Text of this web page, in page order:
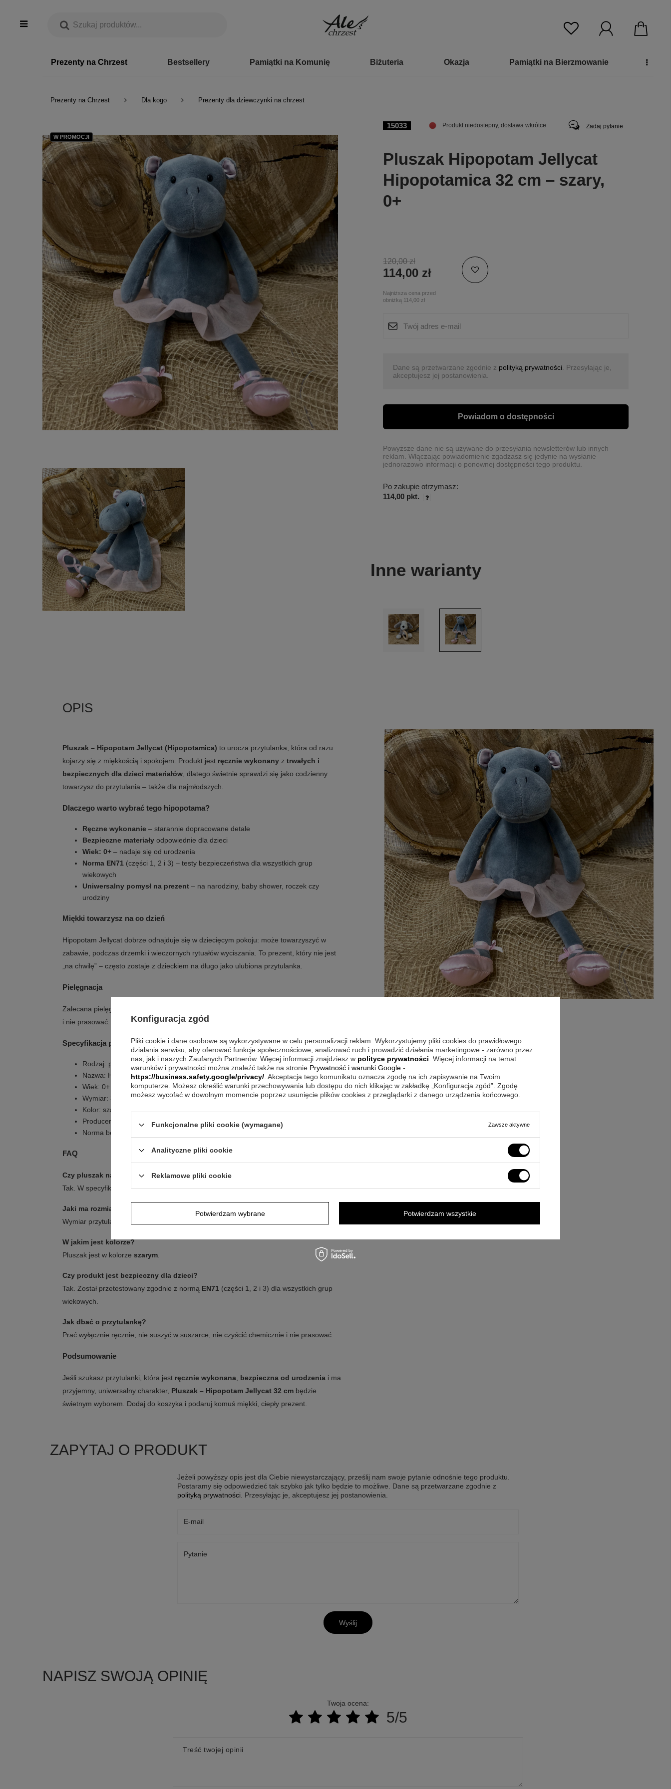
Prezenty na Chrzest Bestsellery Pamiątki na Komunię Biżuteria Okazja Pamiątki na Bierzmowanie
Prezenty na Chrzest Dla kogo Prezenty dla dziewczynki na chrzest
W PROMOCJI
15033 Produkt niedostepny, dostawa wkrótce Zadaj pytanie
Pluszak Hipopotam Jellycat
Hipopotamica 32 cm – szary,
0+
120,00 zł
114,00 zł
Najniższa cena przed
obniżką 114,00 zł
Dane są przetwarzane zgodnie z polityką prywatności . Przesyłając je,
akceptujesz jej postanowienia.
Powiadom o dostępności
Powyższe dane nie są używane do przesyłania newsletterów lub innych
reklam. Włączając powiadomienie zgadzasz się jedynie na wysłanie
jednorazowo informacji o ponownej dostępności tego produktu.
Po zakupie otrzymasz:
114,00 pkt.
Inne warianty
Pluszak – Hipopotam Jellycat (Hipopotamica) to urocza przytulanka, która od razu
kojarzy się z miękkością i spokojem. Produkt jest ręcznie wykonany z trwałych i
bezpiecznych dla dzieci materiałów, dlatego świetnie sprawdzi się jako codzienny
towarzysz do przytulania – także dla najmłodszych.
Dlaczego warto wybrać tego hipopotama?
Ręczne wykonanie – starannie dopracowane detale
Bezpieczne materiały odpowiednie dla dzieci
Wiek: 0+ – nadaje się od urodzenia
Norma EN71 (części 1, 2 i 3) – testy bezpieczeństwa dla wszystkich grup
wiekowych
Uniwersalny pomysł na prezent – na narodziny, baby shower, roczek czy
urodziny
Miękki towarzysz na co dzień
Hipopotam Jellycat dobrze odnajduje się w dziecięcym pokoju: może towarzyszyć w
zabawie, podczas drzemki i wieczornych rytuałów wyciszania. To prezent, który nie jest
„na chwilę” – często zostaje z dzieckiem na długo jako ulubiona przytulanka.
Pielęgnacja
Zalecana pielęgnacja:
i nie prasować.
Specyfikacja produktu
Rodzaj: pluszak / przytulanka
Nazwa: Hipopotamica
Wiek: 0+
Wymiar: 32 cm
Kolor: szary
Producent: Jellycat
Norma bezpieczeństwa: EN71 (części 1, 2 i 3)
FAQ
Czy pluszak nadaje się od urodzenia?
Tak. W specyfikacji podano wiek0+, a produkt nadaje się dla dzieci od urodzenia.
Jaki ma rozmiar?
Wymiar przytulanki to
W jakim jest kolorze?
Pluszak jest w kolorze szarym.
Czy produkt jest bezpieczny dla dzieci?
Tak. Został przetestowany zgodnie z normą EN71 (części 1, 2 i 3) dla wszystkich grup
wiekowych.
Jak dbać o przytulankę?
Prać wyłącznie ręcznie; nie suszyć w suszarce, nie czyścić chemicznie i nie prasować.
Podsumowanie
Jeśli szukasz przytulanki, która jest ręcznie wykonana, bezpieczna od urodzenia i ma
przyjemny, uniwersalny charakter, Pluszak – Hipopotam Jellycat 32 cm będzie
świetnym wyborem. Dodaj do koszyka i podaruj komuś miękki, ciepły prezent.
ZAPYTAJ O PRODUKT
Jeżeli powyższy opis jest dla Ciebie niewystarczający, prześlij nam swoje pytanie odnośnie tego produktu.
Postaramy się odpowiedzieć tak szybko jak tylko będzie to możliwe. Dane są przetwarzane zgodnie z
polityką prywatności. Przesyłając je, akceptujesz jej postanowienia.
E-mail
Pytanie
Wyślij
NAPISZ SWOJĄ OPINIĘ
Twoja ocena:
5/5
Treść twojej opinii
Konfiguracja zgód
Pliki cookie i dane osobowe są wykorzystywane w celu personalizacji reklam. Wykorzystujemy pliki cookies do prawidłowego
działania serwisu, aby oferować funkcje społecznościowe, analizować ruch i prowadzić działania marketingowe - zarówno przez
nas, jak i naszych Zaufanych Partnerów. Więcej informacji znajdziesz w polityce prywatności . Więcej informacji na temat
warunków i prywatności można znaleźć także na stronie Prywatność i warunki Google -
https://business.safety.google/privacy/ . Akceptacja tego komunikatu oznacza zgodę na ich zapisywanie na Twoim
komputerze. Możesz określić warunki przechowywania lub dostępu do nich klikając w zakładkę „Konfiguracja zgód”. Zgodę
możesz wycofać w dowolnym momencie poprzez usunięcie plików cookies z przeglądarki z danego urządzenia końcowego.
Funkcjonalne pliki cookie (wymagane) Zawsze aktywne
Analityczne pliki cookie
Reklamowe pliki cookie
Potwierdzam wybrane Potwierdzam wszystkie